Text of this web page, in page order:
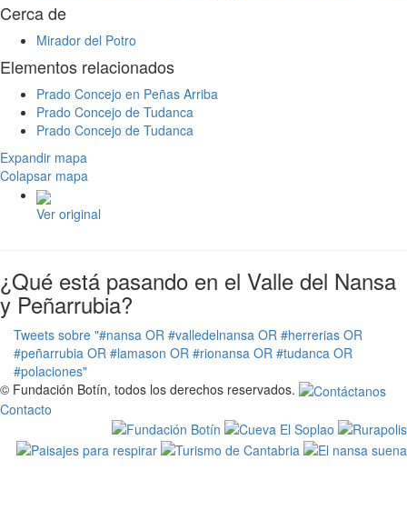
Cerca de
Mirador del Potro
Elementos relacionados
Prado Concejo en Peñas Arriba
Prado Concejo de Tudanca
Prado Concejo de Tudanca
Expandir mapa
Colapsar mapa
Ver original
¿Qué está pasando en el Valle del Nansa
y Peñarrubia?
Tweets sobre "#nansa OR #valledelnansa OR #herrerias OR
#peñarrubia OR #lamason OR #rionansa OR #tudanca OR
#polaciones"
© Fundación Botín, todos los derechos reservados.
Contacto